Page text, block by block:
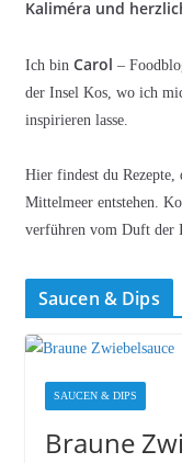
Kaliméra und
Ich bin Carol –
der Insel Kos, wo ich
inspirieren lasse.
Hier findest du Rezepte,
Mittelmeer entstehen.
verführen vom Duft
Saucen & Dips
SAUCEN & DIPS
Braune